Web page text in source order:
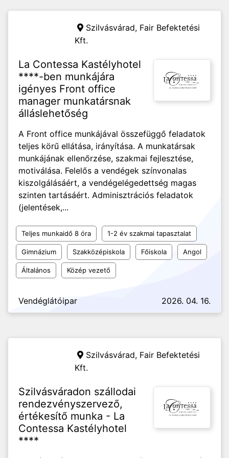
Szilvásvárad, Fair Befektetési
Kft.
La Contessa Kastélyhotel
****-ben munkájára
igényes Front office
manager munkatársnak
álláslehetőség
A Front office munkájával összefüggő feladatok
teljes körű ellátása, irányítása. A munkatársak
munkájának ellenőrzése, szakmai fejlesztése,
motiválása. Felelős a vendégek színvonalas
kiszolgálásáért, a vendégelégedettség magas
szinten tartásáért. Adminisztrációs feladatok
(jelentések,...
Teljes munkaidő 8 óra 1-2 év szakmai tapasztalat
Gimnázium Szakközépiskola Főiskola Angol
Általános Közép vezető
Vendéglátóipar 2026. 04. 16.
Szilvásvárad, Fair Befektetési
Kft.
Szilvásváradon szállodai
rendezvényszervező,
értékesítő munka - La
Contessa Kastélyhotel
****